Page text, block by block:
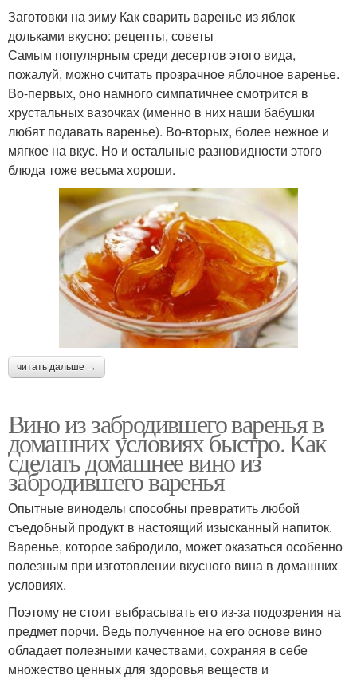
Заготовки на зиму Как сварить варенье из яблок
дольками вкусно: рецепты, советы
Самым популярным среди десертов этого вида,
пожалуй, можно считать прозрачное яблочное варенье.
Во-первых, оно намного симпатичнее смотрится в
хрустальных вазочках (именно в них наши бабушки
любят подавать варенье). Во-вторых, более нежное и
мягкое на вкус. Но и остальные разновидности этого
блюда тоже весьма хороши.
читать дальше →
Вино из забродившего варенья в
домашних условиях быстро. Как
сделать домашнее вино из
забродившего варенья
Опытные виноделы способны превратить любой
съедобный продукт в настоящий изысканный напиток.
Варенье, которое забродило, может оказаться особенно
полезным при изготовлении вкусного вина в домашних
условиях.
Поэтому не стоит выбрасывать его из-за подозрения на
предмет порчи. Ведь полученное на его основе вино
обладает полезными качествами, сохраняя в себе
множество ценных для здоровья веществ и